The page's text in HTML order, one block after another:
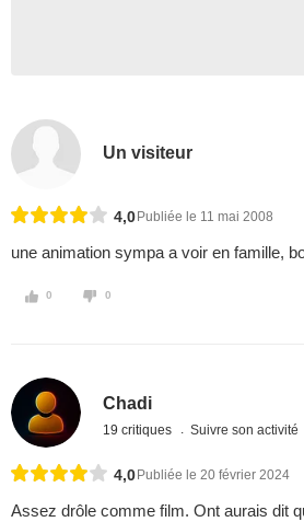
Un visiteur
4,0 Publiée le 11 mai 2008
une animation sympa a voir en famille,
0 0
Chadi
19 critiques Suivre son activité
4,0 Publiée le 20 février 2024
Assez drôle comme film. Ont aurais dit